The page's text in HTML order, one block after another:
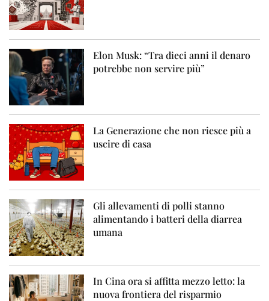
Elon Musk: “Tra dieci anni il denaro
potrebbe non servire più”
La Generazione che non riesce più a
uscire di casa
Gli allevamenti di polli stanno
alimentando i batteri della diarrea
umana
In Cina ora si affitta mezzo letto: la
nuova frontiera del risparmio